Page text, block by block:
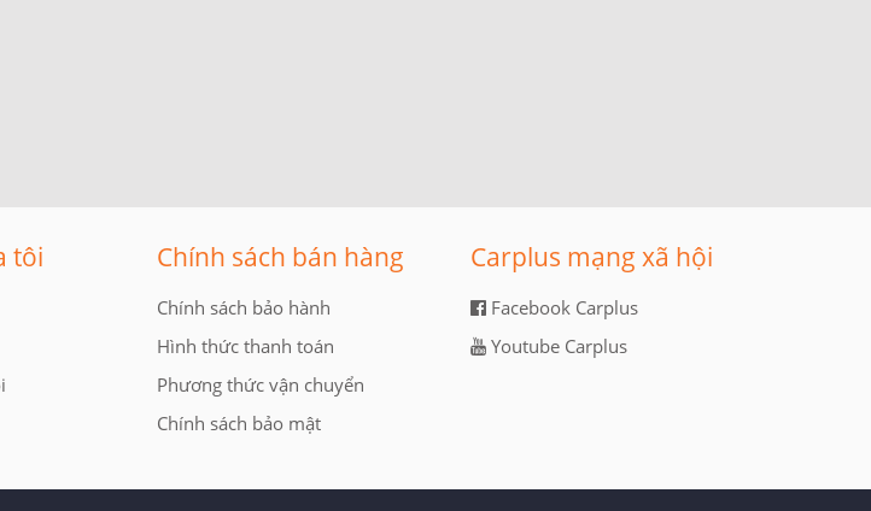
tôi Chính sách bán hàng
Chính sách bảo hành
Hình thức thanh toán
Phương thức vận chuyển
Chính sách bảo mật
Carplus mạng xã hội
Facebook Carplus
Youtube Carplus